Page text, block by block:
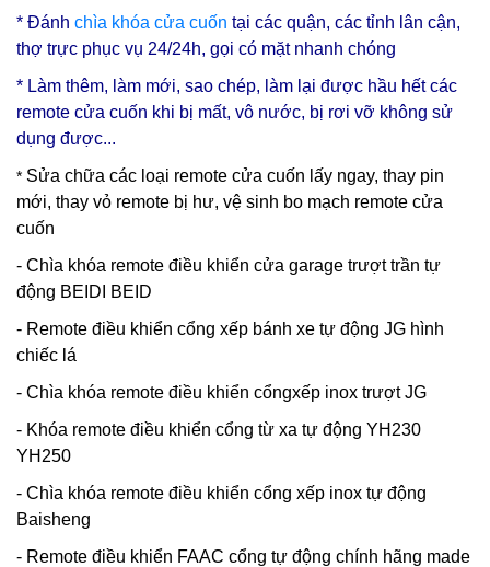
* Đánh chìa khóa cửa cuốn tại các quận, các tỉnh lân cận,
thợ trực phục vụ 24/24h, gọi có mặt nhanh chóng
* Làm thêm, làm mới, sao chép, làm lại được hầu hết các
remote cửa cuốn khi bị mất, vô nước, bị rơi vỡ không sử
dụng được...
* Sửa chữa các loại remote cửa cuốn lấy ngay, thay pin
mới, thay vỏ remote bị hư, vệ sinh bo mạch remote cửa
cuốn
- Chìa khóa remote điều khiển cửa garage trượt trần tự
động BEIDI BEID
- Remote điều khiển cổng xếp bánh xe tự động JG hình
chiếc lá
- Chìa khóa remote điều khiển cổngxếp inox trượt JG
- Khóa remote điều khiển cổng từ xa tự động YH230
YH250
- Chìa khóa remote điều khiển cổng xếp inox tự động
Baisheng
- Remote điều khiển FAAC cổng tự động chính hãng made